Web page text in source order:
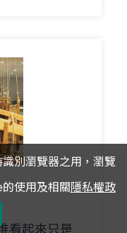
看起來只是
別瀏覽器之用，瀏覽
使用及相關隱私權政